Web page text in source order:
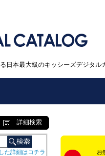
日本最大級のキッシーズデジタル
詳細検索
た詳細はコチラ